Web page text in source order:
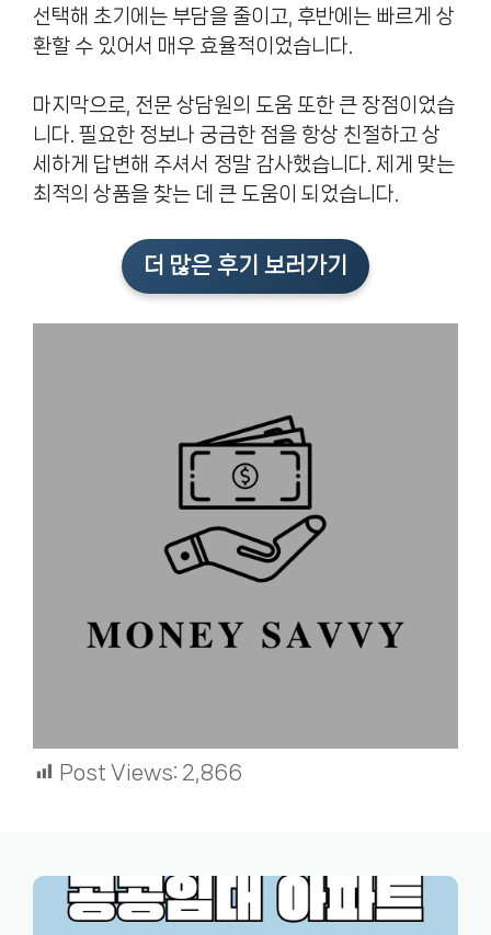
선택해 초기에는 부담을 줄이고, 후반에는 빠르게 상
환할 수 있어서 매우 효율적이었습니다.
마지막으로, 전문 상담원의 도움 또한 큰 장점이었습
니다. 필요한 정보나 궁금한 점을 항상 친절하고 상
세하게 답변해 주셔서 정말 감사했습니다. 제게 맞는
최적의 상품을 찾는 데 큰 도움이 되었습니다.
더 많은 후기 보러가기
Post Views: 2,866